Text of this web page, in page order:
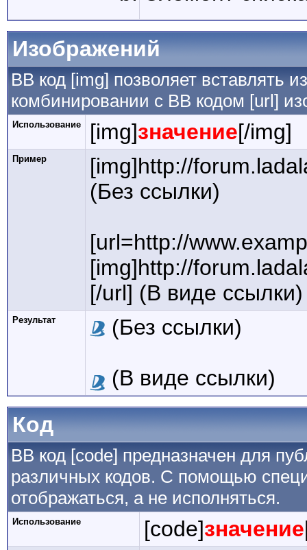
Изображений
BB код [img] позволяет вставлять
комбинировании с BB кодом [url]
Использование [img]значение[/img]
Пример
[img]http://
(Без ссылки)
[url=http://
[img]http://
[/url] (В виде ссылки)
Результат (Без ссылки)
(В виде ссылки)
Код
BB код [code] предназначен для
различных кодов. С помощью
отображаться, а не исполняться.
Использование [code]значение